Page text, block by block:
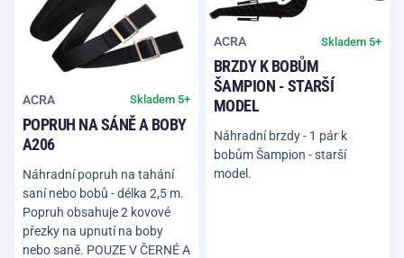
ACRA Skladem 5+
POPRUH NA SÁNĚ A BOBY
A206
Náhradní popruh na tahání
saní nebo bobů - délka 2,5 m.
Popruh obsahuje 2 kovové
přezky na upnutí na boby
nebo saně. POUZE V ČERNÉ A
ACRA Skladem 5+
BRZDY K BOBŮM
ŠAMPION - STARŠÍ
MODEL
Náhradní brzdy - 1 pár k
bobům Šampion - starší
model.